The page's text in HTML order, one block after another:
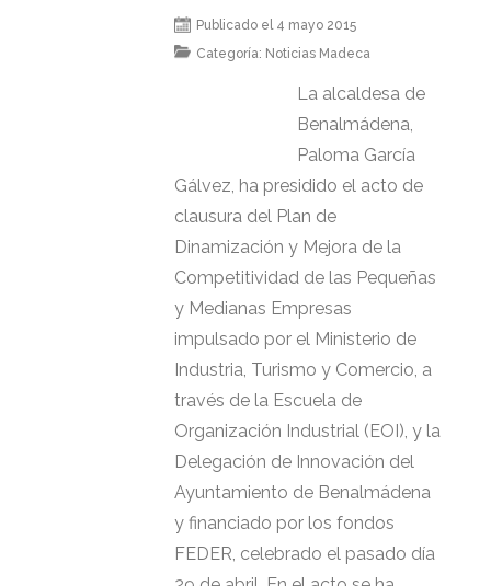
Publicado el 4 mayo 2015
Categoría: Noticias Madeca
La alcaldesa de
Benalmádena,
Paloma García
Gálvez, ha presidido el acto de
clausura del Plan de
Dinamización y Mejora de la
Competitividad de las Pequeñas
y Medianas Empresas
impulsado por el Ministerio de
Industria, Turismo y Comercio, a
través de la Escuela de
Organización Industrial (EOI), y la
Delegación de Innovación del
Ayuntamiento de Benalmádena
y financiado por los fondos
FEDER, celebrado el pasado día